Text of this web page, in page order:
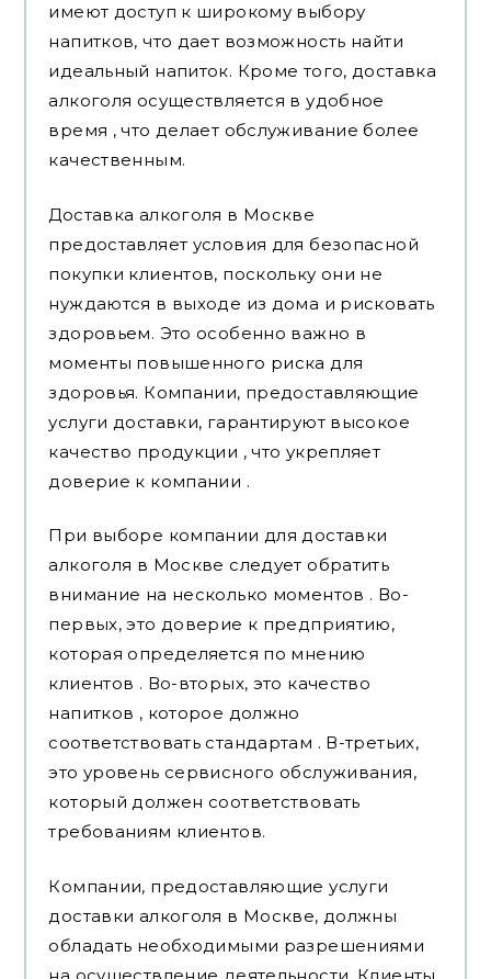
имеют доступ к широкому выбору
напитков, что дает возможность найти
идеальный напиток. Кроме того, доставка
алкоголя осуществляется в удобное
время , что делает обслуживание более
качественным.
Доставка алкоголя в Москве
предоставляет условия для безопасной
покупки клиентов, поскольку они не
нуждаются в выходе из дома и рисковать
здоровьем. Это особенно важно в
моменты повышенного риска для
здоровья. Компании, предоставляющие
услуги доставки, гарантируют высокое
качество продукции , что укрепляет
доверие к компании .
При выборе компании для доставки
алкоголя в Москве следует обратить
внимание на несколько моментов . Во-
первых, это доверие к предприятию,
которая определяется по мнению
клиентов . Во-вторых, это качество
напитков , которое должно
соответствовать стандартам . В-третьих,
это уровень сервисного обслуживания,
который должен соответствовать
требованиям клиентов.
Компании, предоставляющие услуги
доставки алкоголя в Москве, должны
обладать необходимыми разрешениями